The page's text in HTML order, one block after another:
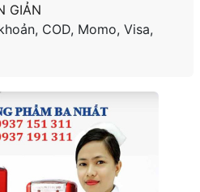
GIẢN
COD, Momo, Visa,